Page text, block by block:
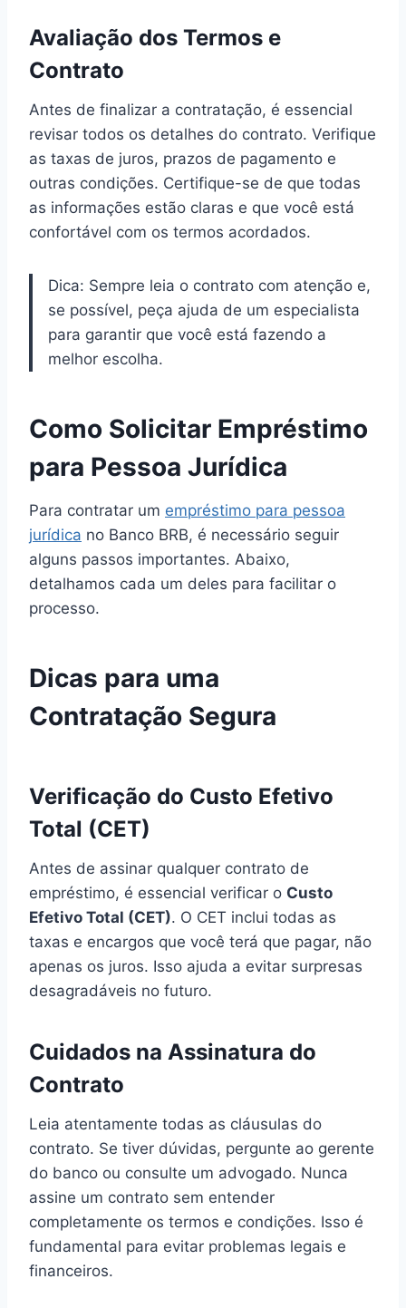
Avaliação dos Termos e
Contrato
Antes de finalizar a contratação, é essencial
revisar todos os detalhes do contrato. Verifique
as taxas de juros, prazos de pagamento e
outras condições. Certifique-se de que todas
as informações estão claras e que você está
confortável com os termos acordados.
Dica: Sempre leia o contrato com atenção e,
se possível, peça ajuda de um especialista
para garantir que você está fazendo a
melhor escolha.
Como Solicitar Empréstimo
para Pessoa Jurídica
Para contratar um empréstimo para pessoa
jurídica no Banco BRB, é necessário seguir
alguns passos importantes. Abaixo,
detalhamos cada um deles para facilitar o
processo.
Dicas para uma
Contratação Segura
Verificação do Custo Efetivo
Total (CET)
Antes de assinar qualquer contrato de
empréstimo, é essencial verificar o Custo
Efetivo Total (CET). O CET inclui todas as
taxas e encargos que você terá que pagar, não
apenas os juros. Isso ajuda a evitar surpresas
desagradáveis no futuro.
Cuidados na Assinatura do
Contrato
Leia atentamente todas as cláusulas do
contrato. Se tiver dúvidas, pergunte ao gerente
do banco ou consulte um advogado. Nunca
assine um contrato sem entender
completamente os termos e condições. Isso é
fundamental para evitar problemas legais e
financeiros.